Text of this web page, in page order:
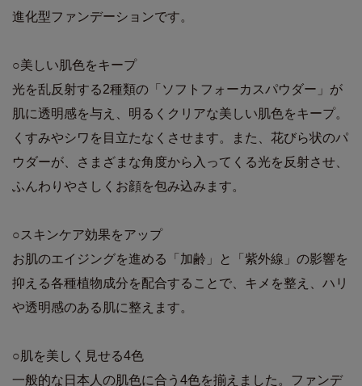
進化型ファンデーションです。
○美しい肌色をキープ
光を乱反射する2種類の「ソフトフォーカスパウダー」が
肌に透明感を与え、明るくクリアな美しい肌色をキープ。
くすみやシワを目立たなくさせます。また、花びら状のパ
ウダーが、さまざまな角度から入ってくる光を反射させ、
ふんわりやさしくお顔を包み込みます。
○スキンケア効果をアップ
お肌のエイジングを進める「加齢」と「紫外線」の影響を
抑える各種植物成分を配合することで、キメを整え、ハリ
や透明感のある肌に整えます。
○肌を美しく見せる4色
一般的な日本人の肌色に合う4色を揃えました。ファンデ